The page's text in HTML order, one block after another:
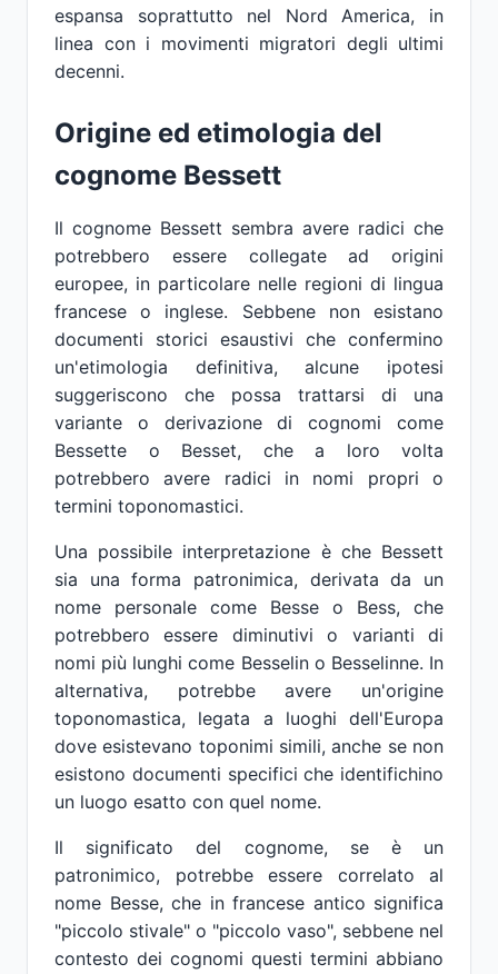
espansa soprattutto nel Nord America, in
linea con i movimenti migratori degli ultimi
decenni.
Origine ed etimologia del
cognome Bessett
Il cognome Bessett sembra avere radici che
potrebbero essere collegate ad origini
europee, in particolare nelle regioni di lingua
francese o inglese. Sebbene non esistano
documenti storici esaustivi che confermino
un'etimologia definitiva, alcune ipotesi
suggeriscono che possa trattarsi di una
variante o derivazione di cognomi come
Bessette o Besset, che a loro volta
potrebbero avere radici in nomi propri o
termini toponomastici.
Una possibile interpretazione è che Bessett
sia una forma patronimica, derivata da un
nome personale come Besse o Bess, che
potrebbero essere diminutivi o varianti di
nomi più lunghi come Besselin o Besselinne. In
alternativa, potrebbe avere un'origine
toponomastica, legata a luoghi dell'Europa
dove esistevano toponimi simili, anche se non
esistono documenti specifici che identifichino
un luogo esatto con quel nome.
Il significato del cognome, se è un
patronimico, potrebbe essere correlato al
nome Besse, che in francese antico significa
"piccolo stivale" o "piccolo vaso", sebbene nel
contesto dei cognomi questi termini abbiano